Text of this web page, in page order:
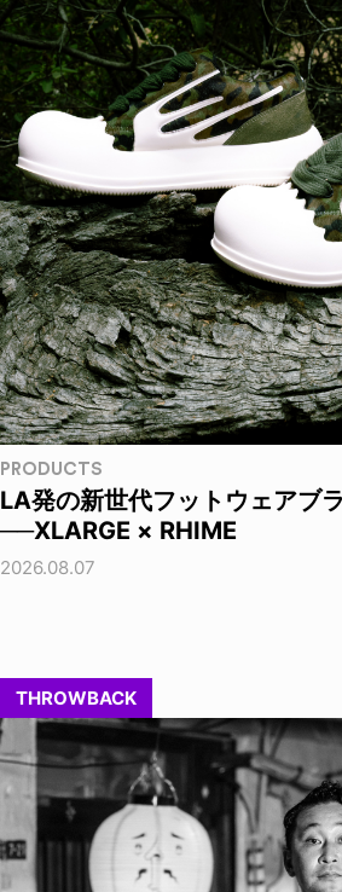
PRODUCTS
LA発の新世代フットウェアブ
──XLARGE × RHIME
2026.08.07
THROWBACK